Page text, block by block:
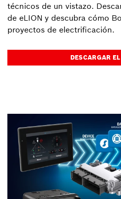
técnicos de un vistazo.
de eLION y descubra cómo
proyectos de electrificación.
DESCARGAR